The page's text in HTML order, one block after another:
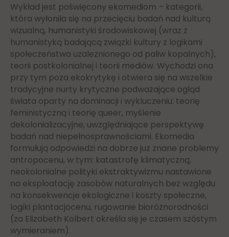
Wykład jest poświęcony ekomediom – kategorii,
która wyłoniła się na przecięciu badań nad kulturą
wizualną, humanistyki środowiskowej (wraz z
humanistyką badającą związki kultury z logikami
społeczeństwa uzależnionego od paliw kopalnych),
teorii postkolonialnej i teorii mediów. Wychodzi ona
przy tym poza ekokrytykę i otwiera się na wszelkie
tradycyjne nurty krytyczne podważające ogląd
świata oparty na dominacji i wykluczeniu: teorię
feministyczną i teorię queer, myślenie
dekolonializacyjne, uwzględniające perspektywę
badań nad niepełnosprawnościami. Ekomedia
formułują odpowiedzi na dobrze już znane problemy
antropocenu, w tym: katastrofę klimatyczną,
neokolonialne polityki ekstraktywizmu nastawione
na eksploatację zasobów naturalnych bez względu
na konsekwencje ekologiczne i koszty społeczne,
logiki plantacjocenu, rugowanie bioróżnorodności
(za Elizabeth Kolbert określa się je czasem szóstym
wymieraniem).